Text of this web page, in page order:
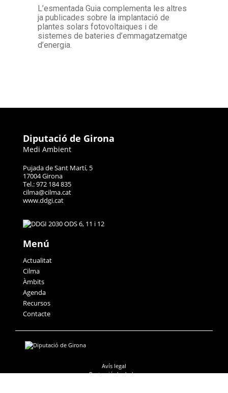
L’esmentada Guia complementa les altres
ja publicades sobre la implantació de
plantes solars fotovoltaiques i de
sistemes de bateries d’emmagatzematge
d’energia.
Diputació de Girona
Medi Ambient
Pujada de Sant Martí, 5
17004 Girona
Tel.: 972 184 835
cilma@cilma.cat
www.ddgi.cat
Menú
Actualitat
Cilma
Àmbits
Agenda
Recursos
Contacte
Avís legal
Protecció de dades